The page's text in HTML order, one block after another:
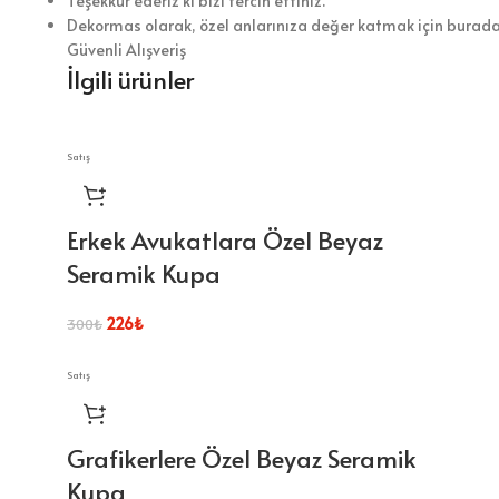
Dekormas olarak, özel anlarınıza değer katmak için
Güvenli Alışveriş
İlgili ürünler
Satış
Erkek Avukatlara Özel Beyaz
Seramik Kupa
300₺ 226₺
Satış
Grafikerlere Özel Beyaz Seramik
Kupa